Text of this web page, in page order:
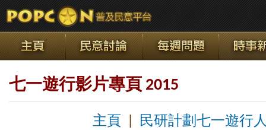
七一遊行影片專頁 2015
主頁
民研計劃七一遊行